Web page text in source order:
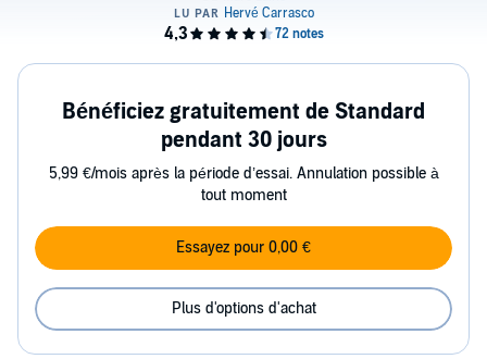
Bénéficiez gratuitement de Standard
pendant 30 jours
5,99 €/mois après la période d’essai. Annulation possible à
tout moment
Essayez pour 0,00 €
Plus d'options d'achat